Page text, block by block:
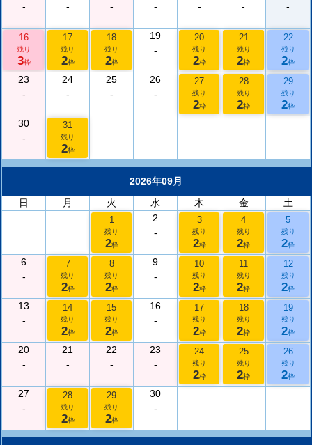
-
-
-
-
-
-
-
16
残り
3枠
17
残り
2枠
18
残り
2枠
19
-
20
残り
2枠
21
残り
2枠
22
残り
2枠
23
-
24
-
25
-
26
-
27
残り
2枠
28
残り
2枠
29
残り
2枠
30
-
31
残り
2枠
2026年09月
日
月 火 水 木 金 土
1
残り
2枠
2
-
3
残り
2枠
4
残り
2枠
5
残り
2枠
6
-
7
残り
2枠
8
残り
2枠
9
-
10
残り
2枠
11
残り
2枠
12
残り
2枠
13
-
14
残り
2枠
15
残り
2枠
16
-
17
残り
2枠
18
残り
2枠
19
残り
2枠
20
-
21
-
22
-
23
-
24
残り
2枠
25
残り
2枠
26
残り
2枠
27
-
28
残り
2枠
29
残り
2枠
30
-